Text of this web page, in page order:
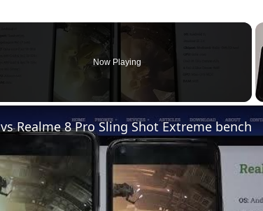
Now Playing
Realme 8 Pro Sling Shot Extreme bench